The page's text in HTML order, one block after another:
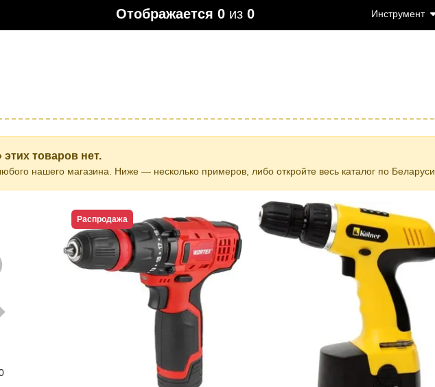
Отображается 0из 0 Инструмент
этих товаров нет.
нашего магазина. Ниже — несколько примеров, либо откройте весь каталог по Беларуси.
Распродажа